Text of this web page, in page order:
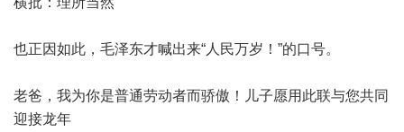
也正因如此，毛泽东才喊出来“人民万岁！”的口号。
老爸，我为你是普通劳动者而骄傲！儿子愿用此联与您共同
迎接龙年